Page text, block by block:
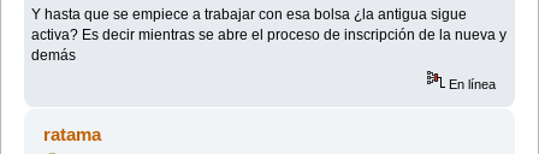
Y hasta que se empiece a trabajar con esa bolsa ¿la antigua sigue
activa? Es decir mientras se abre el proceso de inscripción de la nueva y
demás
En línea
ratama